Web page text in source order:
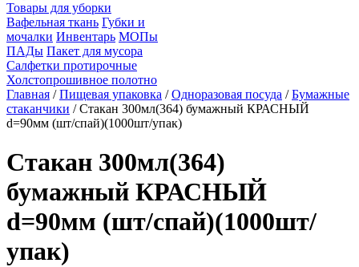
Товары для уборки
Вафельная ткань Губки и
мочалки Инвентарь МОПы
ПАДы Пакет для мусора
Салфетки протирочные
Холстопрошивное полотно
Главная /Пищевая упаковка /Одноразовая посуда /Бумажные
стаканчики / Стакан 300мл(364) бумажный КРАСНЫЙ
d=90мм (шт/спай)(1000шт/упак)
Стакан 300мл(364)
бумажный КРАСНЫЙ
d=90мм (шт/спай)(1000шт/
упак)